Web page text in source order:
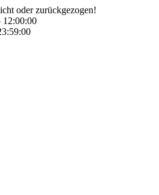
oder zurückgezogen!
12:00:00